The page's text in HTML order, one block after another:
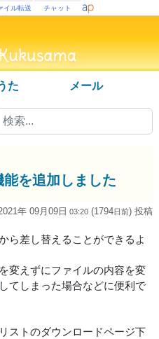
イル転送 チャット
た メール
を追加しました
年 09月09日 03:20 (1794日前) 投稿
ら差し替えることができるよ
変えずにファイルの内容を変
てしまった場合などに便利で
ストのダウンロードページ下